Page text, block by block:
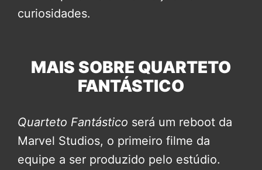
curiosidades.
MAIS SOBRE QUARTETO
FANTÁSTICO
Quarteto Fantástico será um reboot da
Marvel Studios, o primeiro filme da
equipe a ser produzido pelo estúdio.